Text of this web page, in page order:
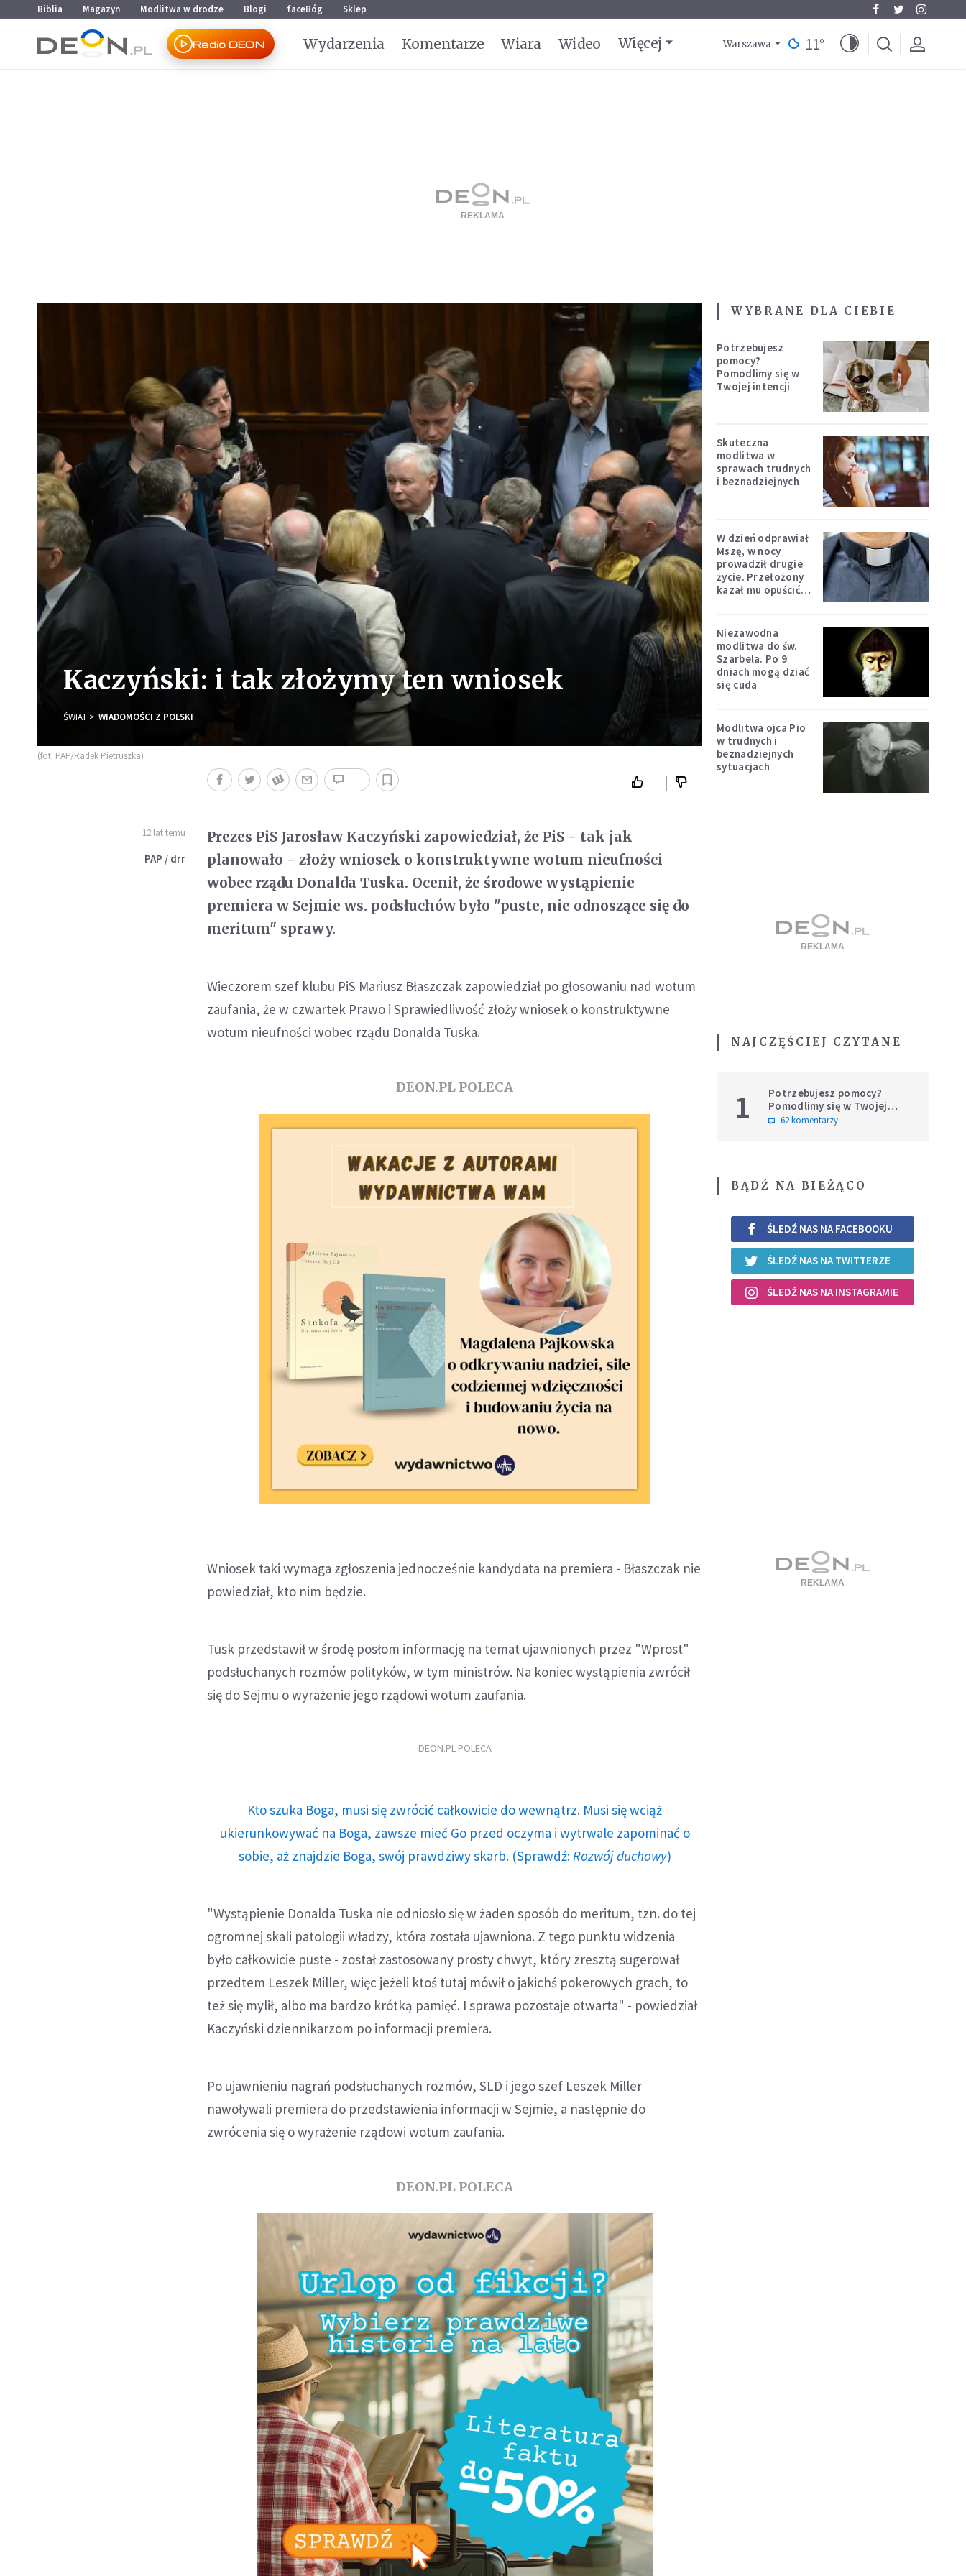
Przejdź do menu głównego
Przejdź do treści
Biblia Magazyn Modlitwa w drodze Blogi faceBóg Sklep
Radio DEON Wydarzenia Komentarze Wiara Wideo Więcej Warszawa 11°
Kaczyński: i tak złożymy ten wniosek
ŚWIAT WIADOMOŚCI Z POLSKI
(fot. PAP/Radek Pietruszka)
12 lat temu
PAP / drr
Prezes PiS Jarosław Kaczyński zapowiedział, że PiS - tak jak
planowało - złoży wniosek o konstruktywne wotum nieufności
wobec rządu Donalda Tuska. Ocenił, że środowe wystąpienie
premiera w Sejmie ws. podsłuchów było "puste, nie odnoszące się do
meritum" sprawy.
Wieczorem szef klubu PiS Mariusz Błaszczak zapowiedział po głosowaniu nad wotum
zaufania, że w czwartek Prawo i Sprawiedliwość złoży wniosek o konstruktywne
wotum nieufności wobec rządu Donalda Tuska.
DEON.PL POLECA
Wniosek taki wymaga zgłoszenia jednocześnie kandydata na premiera - Błaszczak nie
powiedział, kto nim będzie.
Tusk przedstawił w środę posłom informację na temat ujawnionych przez "Wprost"
podsłuchanych rozmów polityków, w tym ministrów. Na koniec wystąpienia zwrócił
się do Sejmu o wyrażenie jego rządowi wotum zaufania.
DEON.PL POLECA
Kto szuka Boga, musi się zwrócić całkowicie do wewnątrz. Musi się wciąż
ukierunkowywać na Boga, zawsze mieć Go przed oczyma i wytrwale zapominać o
sobie, aż znajdzie Boga, swój prawdziwy skarb. (Sprawdź: Rozwój duchowy)
"Wystąpienie Donalda Tuska nie odniosło się w żaden sposób do meritum, tzn. do tej
ogromnej skali patologii władzy, która została ujawniona. Z tego punktu widzenia
było całkowicie puste - został zastosowany prosty chwyt, który zresztą sugerował
przedtem Leszek Miller, więc jeżeli ktoś tutaj mówił o jakichś pokerowych grach, to
też się mylił, albo ma bardzo krótką pamięć. I sprawa pozostaje otwarta" - powiedział
Kaczyński dziennikarzom po informacji premiera.
Po ujawnieniu nagrań podsłuchanych rozmów, SLD i jego szef Leszek Miller
nawoływali premiera do przedstawienia informacji w Sejmie, a następnie do
zwrócenia się o wyrażenie rządowi wotum zaufania.
DEON.PL POLECA
WYBRANE DLA CIEBIE
Potrzebujesz
pomocy?
Pomodlimy się w
Twojej intencji
Skuteczna
modlitwa w
sprawach trudnych
i beznadziejnych
W dzień odprawiał
Mszę, w nocy
prowadził drugie
życie. Przełożony
kazał mu opuścić
Niezawodna
modlitwa do św.
Szarbela. Po 9
dniach mogą dziać
się cuda
Modlitwa ojca Pio
w trudnych i
beznadziejnych
sytuacjach
NAJCZĘŚCIEJ CZYTANE
1
Potrzebujesz pomocy?
Pomodlimy się w Twojej
intencji
62 komentarzy
BĄDŹ NA BIEŻĄCO
ŚLEDŹ NAS NA FACEBOOKU
ŚLEDŹ NAS NA TWITTERZE
ŚLEDŹ NAS NA INSTAGRAMIE